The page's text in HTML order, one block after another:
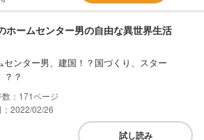
ホームセンター男の自由な異世界生活
センター男、建国！？国づくり、スター
？？
171
：2022/02/26
試し読み